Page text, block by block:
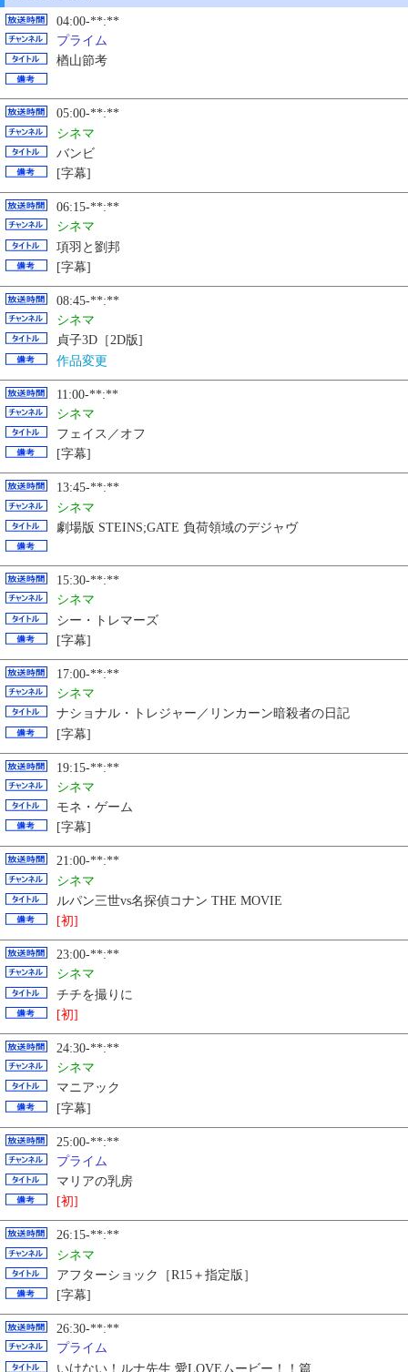
04:00-**:**
プライム
楢山節考
05:00-**:**
シネマ
バンビ
[字幕]
06:15-**:**
シネマ
項羽と劉邦
[字幕]
08:45-**:**
シネマ
貞子3D［2D版]
作品変更
11:00-**:**
シネマ
フェイス／オフ
[字幕]
13:45-**:**
シネマ
劇場版 STEINS;GATE 負荷領域のデジャヴ
15:30-**:**
シネマ
シー・トレマーズ
[字幕]
17:00-**:**
シネマ
ナショナル・トレジャー／リンカーン暗殺者の日記
[字幕]
19:15-**:**
シネマ
モネ・ゲーム
[字幕]
21:00-**:**
シネマ
ルパン三世vs名探偵コナン THE MOVIE
[初]
23:00-**:**
シネマ
チチを撮りに
[初]
24:30-**:**
シネマ
マニアック
[字幕]
25:00-**:**
プライム
マリアの乳房
[初]
26:15-**:**
シネマ
アフターショック［R15＋指定版］
[字幕]
26:30-**:**
プライム
いけない！ルナ先生 愛LOVEムービー！！篇